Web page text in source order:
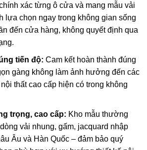
xác từng ô cửa và mang mẫu vải
lựa chọn ngay trong không gian sống
đến cửa hàng, không quyết định qua
tiến độ: Cam kết hoàn thành đúng
gàng không làm ảnh hưởng đến các
thất cao cấp hiện có trong không
trọng, cao cấp: Kho mẫu thường
vải nhung, gấm, jacquard nhập
Âu và Hàn Quốc – đảm bảo quý